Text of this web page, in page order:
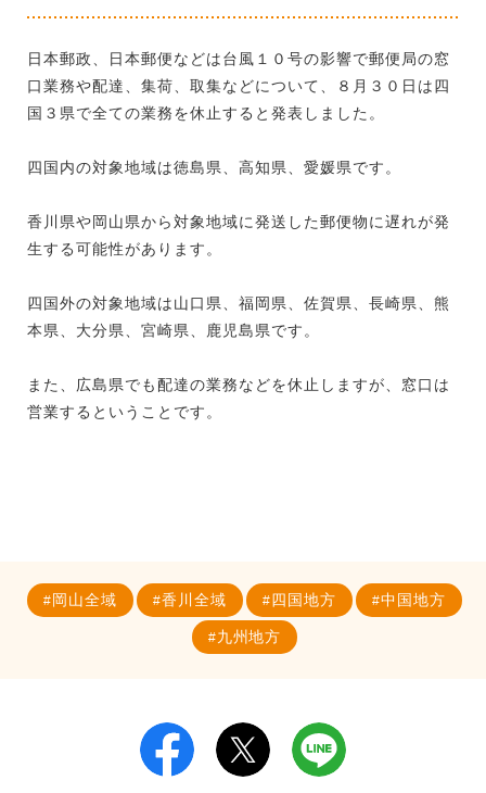
日本郵政、日本郵便などは台風１０号の影響で郵便局の窓
口業務や配達、集荷、取集などについて、８月３０日は四
国３県で全ての業務を休止すると発表しました。
四国内の対象地域は徳島県、高知県、愛媛県です。
香川県や岡山県から対象地域に発送した郵便物に遅れが発
生する可能性があります。
四国外の対象地域は山口県、福岡県、佐賀県、長崎県、熊
本県、大分県、宮崎県、鹿児島県です。
また、広島県でも配達の業務などを休止しますが、窓口は
営業するということです。
岡山全域 香川全域 四国地方 中国地方
九州地方